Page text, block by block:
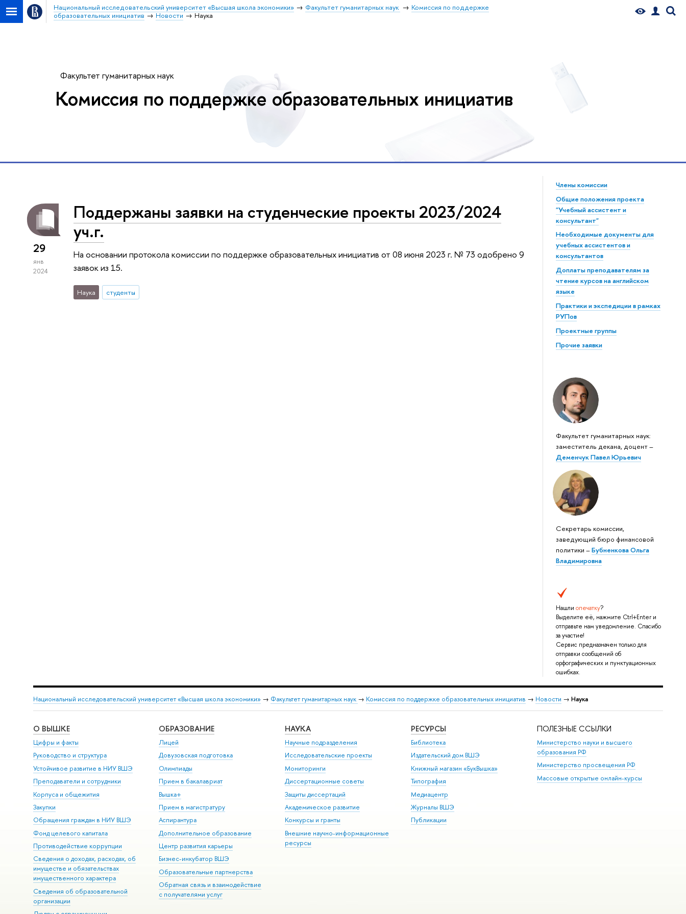
Национальный исследовательский университет «Высшая школа экономики» Факультет гуманитарных наук
Комиссия по поддержке
образовательных инициатив
Новости Наука
Факультет гуманитарных наук
Комиссия по поддержке образовательных инициатив
Члены комиссии
Общие положения проекта
"Учебный ассистент и
консультант"
Необходимые документы для
учебных ассистентов и
консультантов
Доплаты преподавателям за
чтение курсов на английском
языке
Практики и экспедиции в рамках
РУПов
Проектные группы
Прочие заявки
Факультет гуманитарных наук:
заместитель декана, доцент –
Деменчук Павел Юрьевич
Секретарь комиссии,
заведующий бюро финансовой
политики –Бубненкова Ольга
Владимировна
Нашли опечатку?
Выделите её, нажмите Ctrl+Enter и
отправьте нам уведомление. Спасибо
за участие!
Сервис предназначен только для
отправки сообщений об
орфографических и пунктуационных
ошибках.
29
янв
2024
Поддержаны заявки на студенческие проекты 2023/2024
уч.г.
На основании протокола комиссии по поддержке образовательных инициатив от 08 июня 2023 г. № 73 одобрено 9
заявок из 15.
Наука студенты
Национальный исследовательский университет «Высшая школа экономики» → Факультет гуманитарных наук → Комиссия по поддержке образовательных инициатив → Новости → Наука
О ВЫШКЕ
Цифры и факты
Руководство и структура
Устойчивое развитие в НИУ ВШЭ
Преподаватели и сотрудники
Корпуса и общежития
Закупки
Обращения граждан в НИУ ВШЭ
Фонд целевого капитала
Противодействие коррупции
Сведения о доходах, расходах, об
имуществе и обязательствах
имущественного характера
Сведения об образовательной
организации
ОБРАЗОВАНИЕ
Лицей
Довузовская подготовка
Олимпиады
Прием в бакалавриат
Вышка+
Прием в магистратуру
Аспирантура
Дополнительное образование
Центр развития карьеры
Бизнес-инкубатор ВШЭ
Образовательные партнерства
Обратная связь и взаимодействие
с получателями услуг
НАУКА
Научные подразделения
Исследовательские проекты
Мониторинги
Диссертационные советы
Защиты диссертаций
Академическое развитие
Конкурсы и гранты
Внешние научно-информационные
ресурсы
РЕСУРСЫ
Библиотека
Издательский дом ВШЭ
Книжный магазин «БукВышка»
Типография
Медиацентр
Журналы ВШЭ
Публикации
ПОЛЕЗНЫЕ ССЫЛКИ
Министерство науки и высшего
образования РФ
Министерство просвещения РФ
Массовые открытые онлайн-курсы